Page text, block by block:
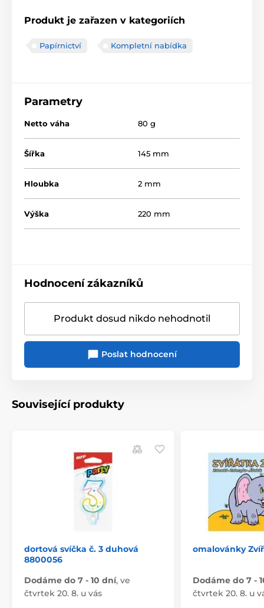
Produkt je zařazen v kategoriích
Papírnictví Kompletní nabídka
Parametry
Netto váha 80 g
Šířka 145 mm
Hloubka 2 mm
Výška 220 mm
Hodnocení zákazníků
Produkt dosud nikdo nehodnotil
Poslat hodnocení
Související produkty
dortová svíčka č. 3 duhová
8800056
Dodáme do 7 - 10 dní, ve
čtvrtek 20. 8. u vás
omalovánky
Dodáme do 7 -
čtvrtek 20. 8. u